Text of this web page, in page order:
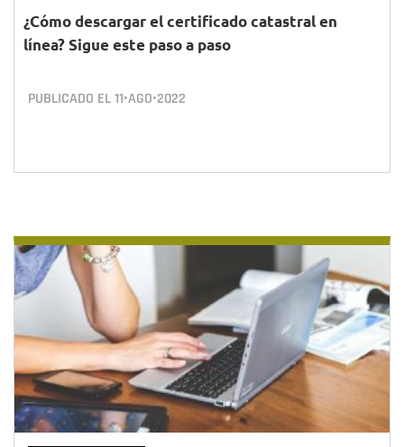
¿Cómo descargar el certificado catastral en
línea? Sigue este paso a paso
PUBLICADO EL11•AGO•2022